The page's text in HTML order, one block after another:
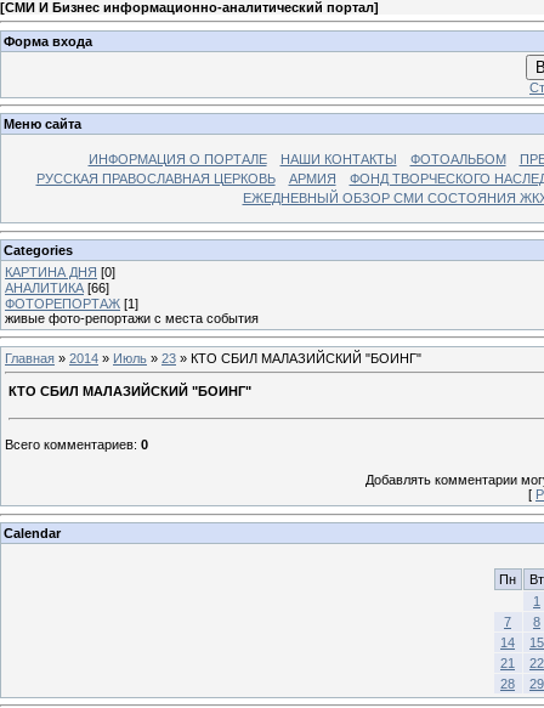
[СМИ И Бизнес информационно-аналитический портал]
Форма входа
Меню сайта
ИНФОРМАЦИЯ О ПОРТАЛЕ НАШИ КОНТАКТЫ ФОТОАЛЬБОМ
РУССКАЯ ПРАВОСЛАВНАЯ ЦЕРКОВЬ
АРМИЯ
ФОНД ТВОРЧЕСКОГО
ЕЖЕДНЕВНЫЙ ОБЗОР СМИ СОСТОЯНИЯ
Categories
КАРТИНА ДНЯ [0]
АНАЛИТИКА [66]
ФОТОРЕПОРТАЖ [1]
живые фото-репортажи с места события
Главная » 2014 » Июль » 23 » КТО СБИЛ МАЛАЗИЙСКИЙ "БОИНГ"
КТО СБИЛ МАЛАЗИЙСКИЙ "БОИНГ"
Всего комментариев: 0
Добавлять комментарии
[
Calendar
Пн
Вт
1
7
8
14
15
21
22
28
29